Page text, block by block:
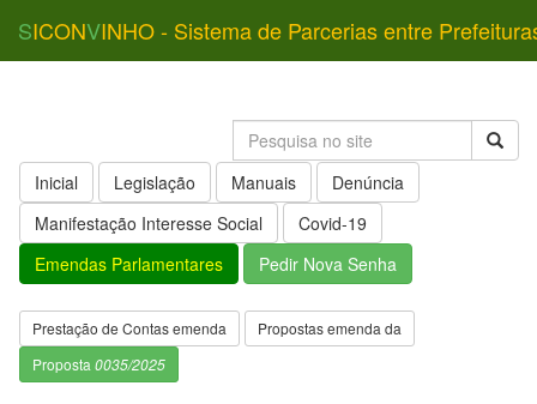
SICONVINHO - Sistema de Parcerias entre
Inicial Legislação Manuais
Denúncia
Manifestação Interesse Social
Covid-19
Emendas Parlamentares
Pedir Nova Senha
Prestação de Contas emenda
Propostas emenda da
Proposta 0035/2025